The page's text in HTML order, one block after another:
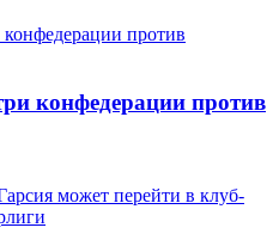
конфедерации против